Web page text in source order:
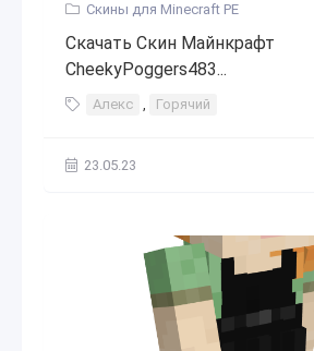
Скины для Minecraft PE
Скачать Скин Майнкрафт
CheekyPoggers483...
Алекс , Горячий
23.05.23